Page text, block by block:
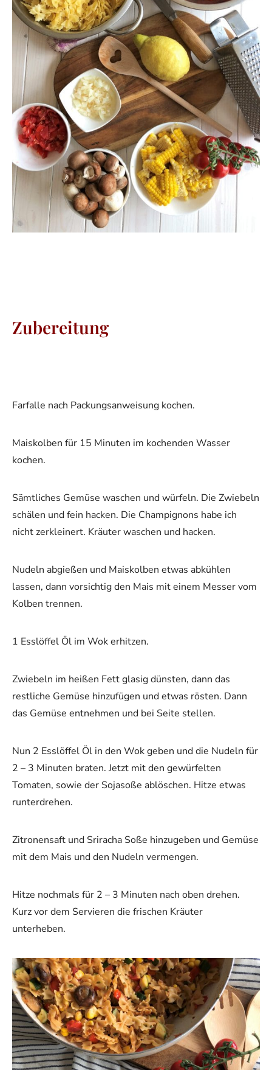
Zubereitung
Farfalle nach Packungsanweisung kochen.
Maiskolben für 15 Minuten im kochenden Wasser
kochen.
Sämtliches Gemüse waschen und würfeln. Die Zwiebeln
schälen und fein hacken. Die Champignons habe ich
nicht zerkleinert. Kräuter waschen und hacken.
Nudeln abgießen und Maiskolben etwas abkühlen
lassen, dann vorsichtig den Mais mit einem Messer vom
Kolben trennen.
1 Esslöffel Öl im Wok erhitzen.
Zwiebeln im heißen Fett glasig dünsten, dann das
restliche Gemüse hinzufügen und etwas rösten. Dann
das Gemüse entnehmen und bei Seite stellen.
Nun 2 Esslöffel Öl in den Wok geben und die Nudeln für
2 – 3 Minuten braten. Jetzt mit den gewürfelten
Tomaten, sowie der Sojasoße ablöschen. Hitze etwas
runterdrehen.
Zitronensaft und Sriracha Soße hinzugeben und Gemüse
mit dem Mais und den Nudeln vermengen.
Hitze nochmals für 2 – 3 Minuten nach oben drehen.
Kurz vor dem Servieren die frischen Kräuter
unterheben.